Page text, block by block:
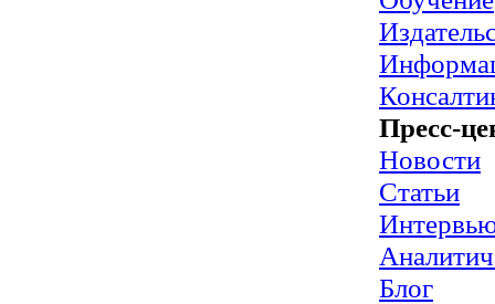
Пресс-
Новости
Статьи
Блог